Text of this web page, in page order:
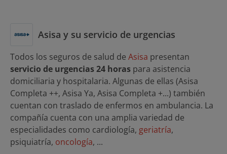
Asisa y su servicio de urgencias
Todos los seguros de salud de Asisa presentan
servicio de urgencias 24 horas para asistencia
domiciliaria y hospitalaria. Algunas de ellas (Asisa
Completa ++, Asisa Ya, Asisa Completa +...) también
cuentan con traslado de enfermos en ambulancia. La
compañía cuenta con una amplia variedad de
especialidades como cardiología, geriatría,
psiquiatría, oncología, ...